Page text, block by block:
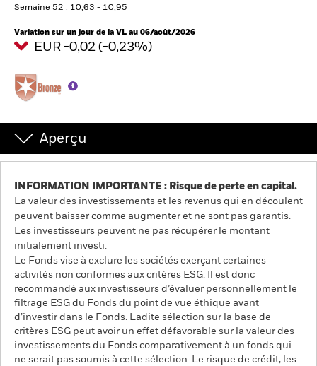
Semaine 52 : 10,63 - 10,95
Variation sur un jour de la VL au 06/août/2026
EUR -0,02 (-0,23%)
Aperçu
INFORMATION IMPORTANTE : Risque de perte en capital.
La valeur des investissements et les revenus qui en découlent
peuvent baisser comme augmenter et ne sont pas garantis.
Les investisseurs peuvent ne pas récupérer le montant
initialement investi.
Le Fonds vise à exclure les sociétés exerçant certaines
activités non conformes aux critères ESG. Il est donc
recommandé aux investisseurs d’évaluer personnellement le
filtrage ESG du Fonds du point de vue éthique avant
d’investir dans le Fonds. Ladite sélection sur la base de
critères ESG peut avoir un effet défavorable sur la valeur des
investissements du Fonds comparativement à un fonds qui
ne serait pas soumis à cette sélection. Le risque de crédit, les